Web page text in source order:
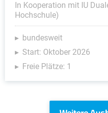
In Kooperation mit IU
Hochschule)
bundesweit
Start: Oktober 2026
Freie Plätze: 1